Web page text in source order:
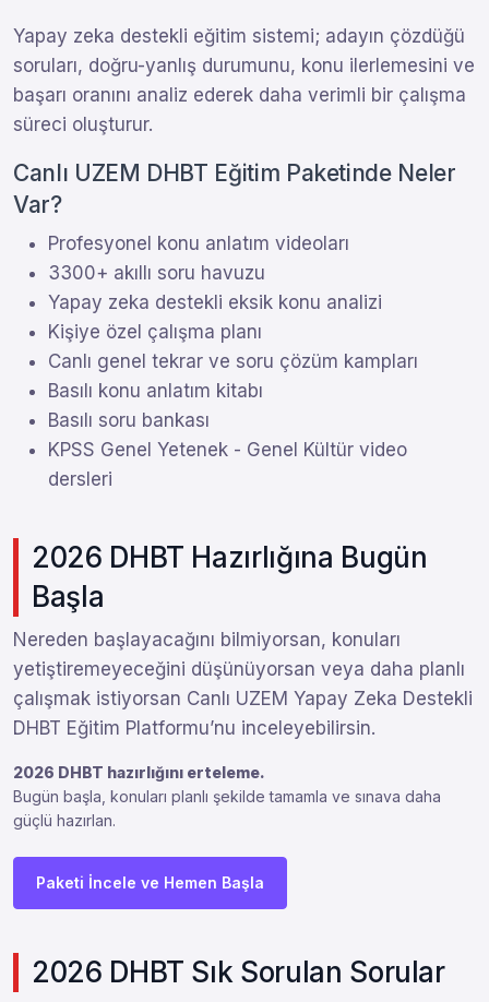
Yapay zeka destekli eğitim sistemi; adayın çözdüğü
soruları, doğru-yanlış durumunu, konu ilerlemesini ve
başarı oranını analiz ederek daha verimli bir çalışma
süreci oluşturur.
Canlı UZEM DHBT Eğitim Paketinde Neler
Var?
Profesyonel konu anlatım videoları
3300+ akıllı soru havuzu
Yapay zeka destekli eksik konu analizi
Kişiye özel çalışma planı
Canlı genel tekrar ve soru çözüm kampları
Basılı konu anlatım kitabı
Basılı soru bankası
KPSS Genel Yetenek - Genel Kültür video
dersleri
2026 DHBT Hazırlığına Bugün
Başla
Nereden başlayacağını bilmiyorsan, konuları
yetiştiremeyeceğini düşünüyorsan veya daha planlı
çalışmak istiyorsan Canlı UZEM Yapay Zeka Destekli
DHBT Eğitim Platformu’nu inceleyebilirsin.
2026 DHBT hazırlığını erteleme.
Bugün başla, konuları planlı şekilde tamamla ve sınava daha
güçlü hazırlan.
Paketi İncele ve Hemen Başla
2026 DHBT Sık Sorulan Sorular